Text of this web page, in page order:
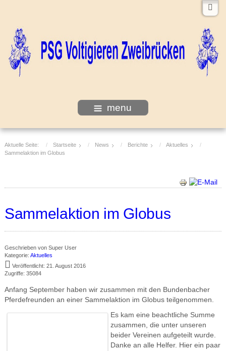
menu
Aktuelle Seite: Startseite News Berichte
Aktuelles
Sammelaktion im Globus
Sammelaktion im Globus
Geschrieben von Super User
Kategorie: Aktuelles
Veröffentlicht: 21. August 2016
Zugriffe: 35084
Anfang September haben wir zusammen mit den Bundenbacher
Pferdefreunden an einer Sammelaktion im Globus teilgenommen.
Es kam eine beachtliche Summe
zusammen, die unter unseren
beider Vereinen aufgeteilt wurde.
Danke an alle Helfer. Hier ein paar